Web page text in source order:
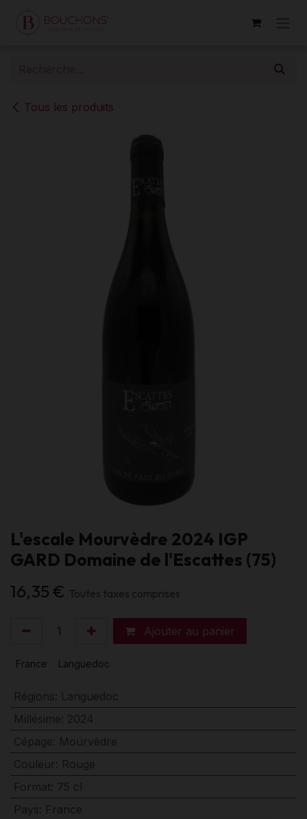
Se rendre au contenu
Tous les produits
L'escale Mourvèdre 2024 IGP
GARD Domaine de l'Escattes (75)
16,35 € Toutes taxes comprises
Ajouter au panier
France Languedoc
Régions Languedoc
Millésime 2024
Cépage Mourvèdre
Couleur Rouge
Format: 75 cl
Pays France